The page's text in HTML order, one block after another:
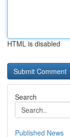
HTML is disabled
Search
Published News